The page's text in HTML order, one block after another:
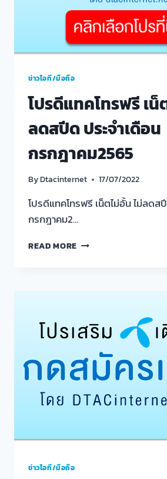
ข่าวไอที/มือถือ
โปรดีแทคโทรฟรี เน็
ลดสปีด ประจำเดือน
กรกฎาคม2565
ByDtacinternet 17/07/2022
โปรดีแทคโทรฟรี เน็ตไม่อั้น ไม่ลดส
กรกฎาคม2…
READ MORE โป
อั้น
ไม่
สปีด
ประจำ
เดือน
กรกฎาคม2565
ข่าวไอที/มือถือ